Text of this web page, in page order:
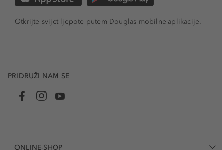
Otkrijte svijet ljepote putem Douglas mobilne aplikacije.
PRIDRUŽI NAM SE
ONLINE-SHOP